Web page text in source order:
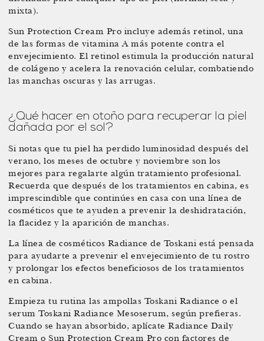
mixta).
Sun Protection Cream Pro incluye además retinol, una
de las formas de vitamina A más potente contra el
envejecimiento. El retinol estimula la producción natural
de colágeno y acelera la renovación celular, combatiendo
las manchas oscuras y las arrugas.
¿Qué hacer en otoño para recuperar la piel
dañada por el sol?
Si notas que tu piel ha perdido luminosidad después del
verano, los meses de octubre y noviembre son los
mejores para regalarte algún tratamiento profesional.
Recuerda que después de los tratamientos en cabina, es
imprescindible que continúes en casa con una línea de
cosméticos que te ayuden a prevenir la deshidratación,
la flacidez y la aparición de manchas.
La línea de cosméticos Radiance de Toskani está pensada
para ayudarte a prevenir el envejecimiento de tu rostro
y prolongar los efectos beneficiosos de los tratamientos
en cabina.
Empieza tu rutina las ampollas Toskani Radiance o el
serum Toskani Radiance Mesoserum, según prefieras.
Cuando se hayan absorbido, aplícate Radiance Daily
Cream o Sun Protection Cream Pro con factores de